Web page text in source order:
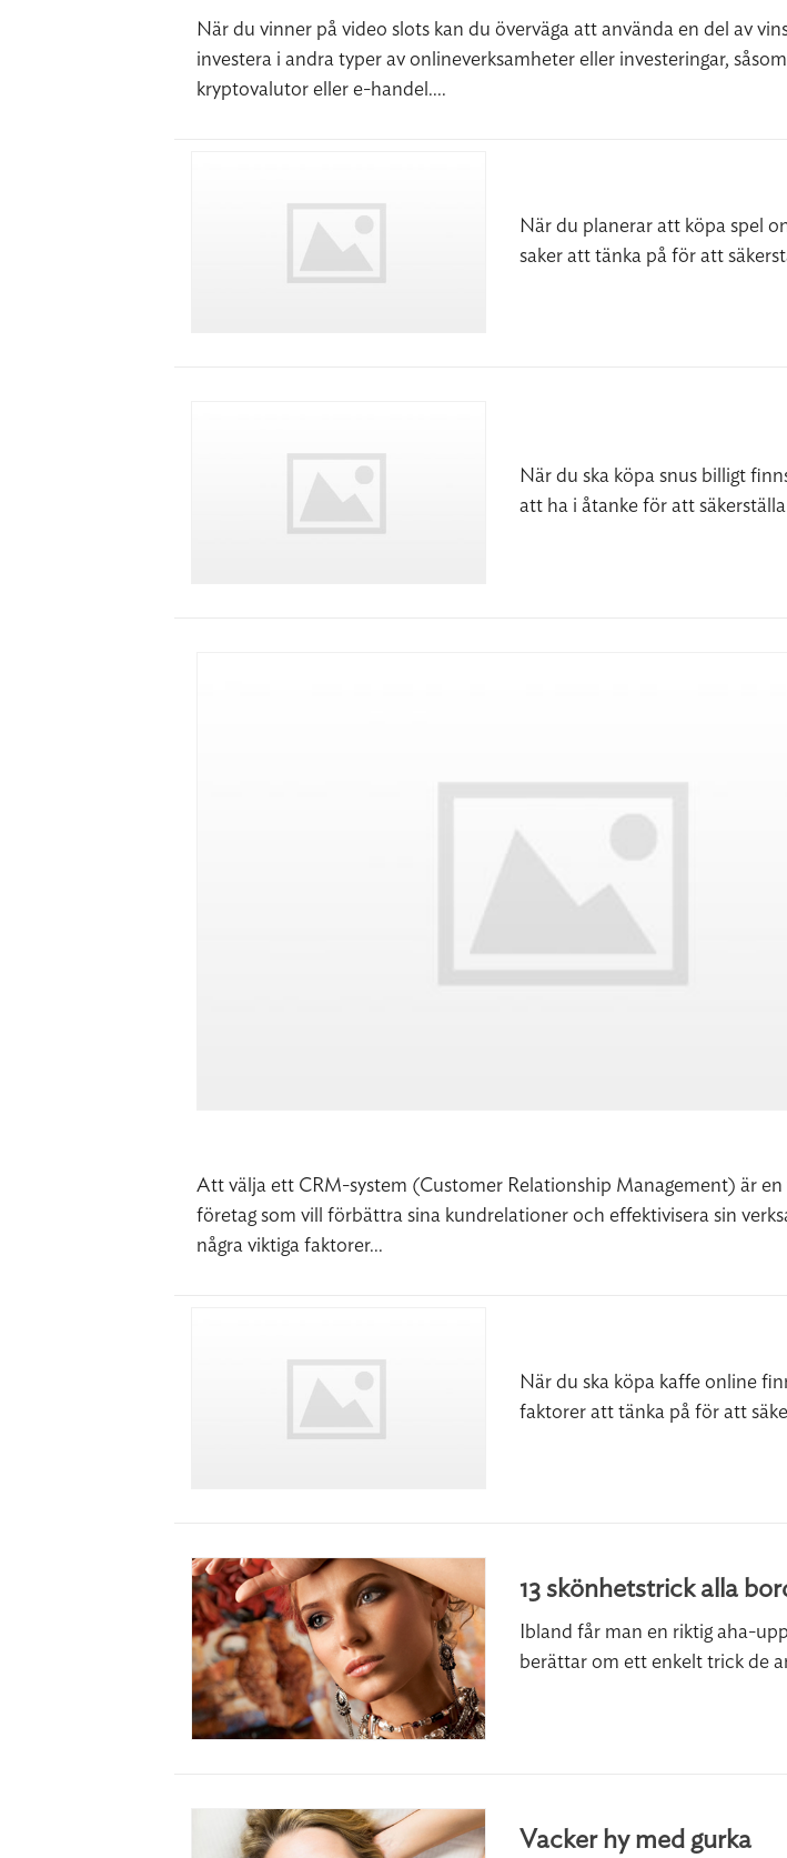
När du vinner på video slots kan du överväga att använda en del av
investera i andra typer av onlineverksamheter eller investeringar,
kryptovalutor eller e-handel....
När du planerar att köpa spel
saker att tänka på för att
När du ska köpa snus billigt
att ha i åtanke för att
Att välja ett CRM-system (Customer Relationship Management) är
företag som vill förbättra sina kundrelationer och effektivisera sin
några viktiga faktorer...
När du ska köpa kaffe online
faktorer att tänka på för att
13 skönhetstrick alla
Ibland får man en riktig aha-
berättar om ett enkelt trick de
Vacker hy med gurka